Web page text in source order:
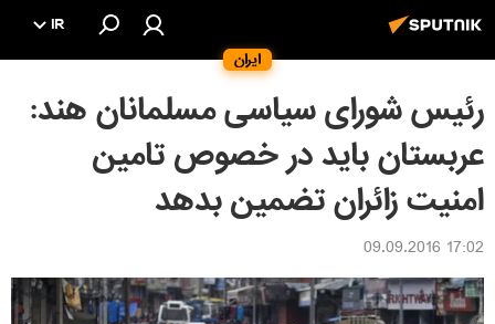
ایران
IR
رئیس شورای سیاسی مسلمانان هند:
عربستان باید در خصوص تامین
امنیت زائران تضمین بدهد
17:02 09.09.2016